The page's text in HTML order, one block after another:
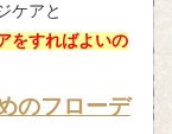
ケアと
をすればよいの
のフローデ